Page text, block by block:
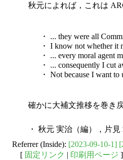
秋元によれば，これは
・ ... they were all
・ I know not whether it
・ ... every moral agent
・ ... consequently I cut
・ Not because I want to
確かに大補文推移を巻き
・ 秋元 実治（編），片見
Referrer (Inside): [2023-09-10-1]
[ 固定リンク | 印刷用ページ ]